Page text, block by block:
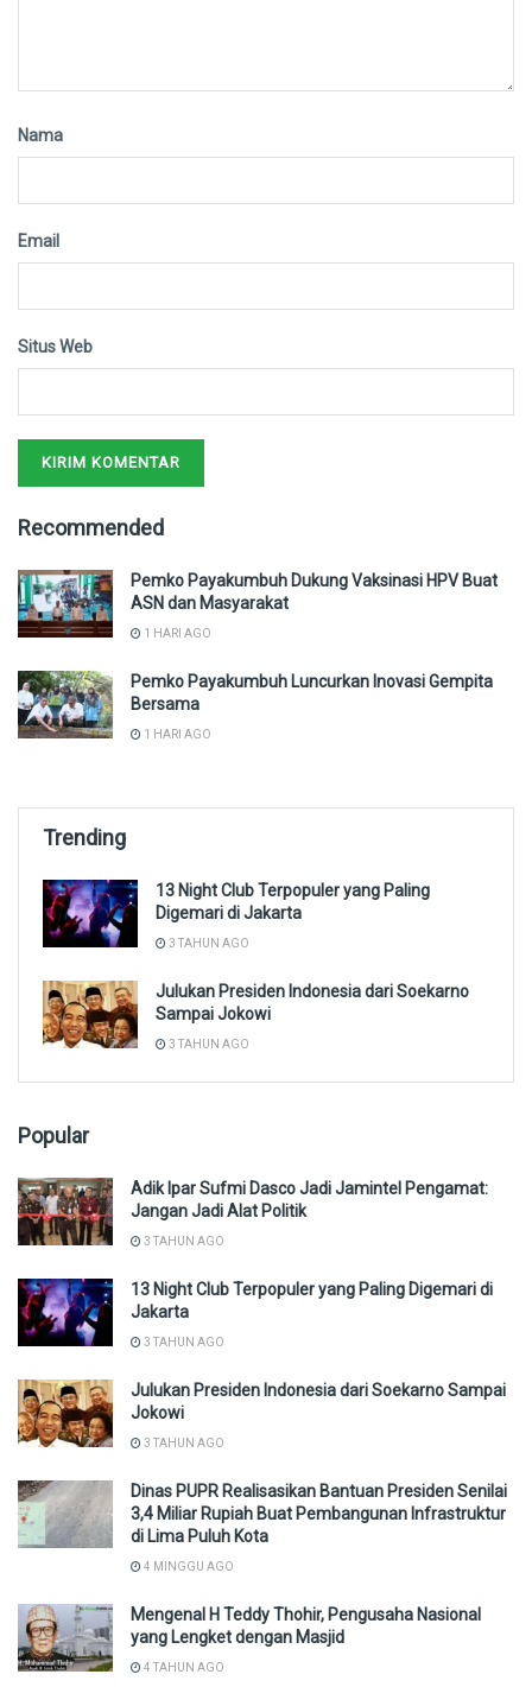
Nama
Email
Situs Web
Recommended
Pemko Payakumbuh Dukung Vaksinasi HPV Buat
ASN dan Masyarakat
1 HARI AGO
Pemko Payakumbuh Luncurkan Inovasi Gempita
Bersama
1 HARI AGO
Trending
13 Night Club Terpopuler yang Paling
Digemari di Jakarta
3 TAHUN AGO
Julukan Presiden Indonesia dari Soekarno
Sampai Jokowi
3 TAHUN AGO
Popular
Adik Ipar Sufmi Dasco Jadi Jamintel Pengamat:
Jangan Jadi Alat Politik
3 TAHUN AGO
13 Night Club Terpopuler yang Paling Digemari di
Jakarta
3 TAHUN AGO
Julukan Presiden Indonesia dari Soekarno Sampai
Jokowi
3 TAHUN AGO
Dinas PUPR Realisasikan Bantuan Presiden Senilai
3,4 Miliar Rupiah Buat Pembangunan Infrastruktur
di Lima Puluh Kota
4 MINGGU AGO
Mengenal H Teddy Thohir, Pengusaha Nasional
yang Lengket dengan Masjid
4 TAHUN AGO